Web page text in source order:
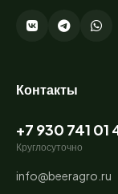
Контакты
+7 930 741 01
Круглосуточно
info@beeragro.ru